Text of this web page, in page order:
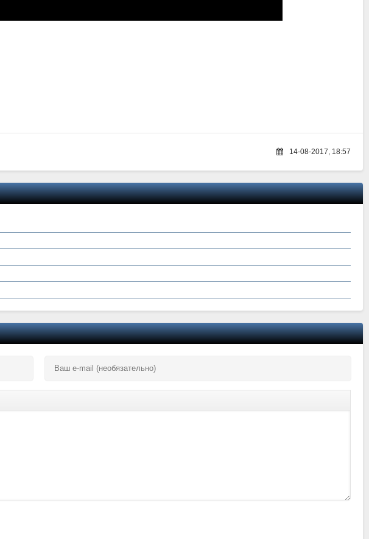
14-08-2017, 18:57